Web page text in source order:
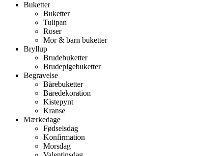
Buketter
Buketter
Tulipan
Roser
Mor & barn buketter
Bryllup
Brudebuketter
Brudepigebuketter
Begravelse
Bårebuketter
Båredekoration
Kistepynt
Kranse
Mærkedage
Fødselsdag
Konfirmation
Morsdag